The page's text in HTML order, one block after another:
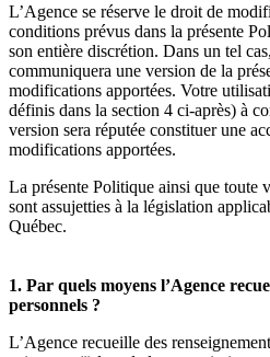
L’Agence se réserve le droit de
conditions prévus dans la présente
son entière discrétion. Dans un tel
communiquera une version de la
modifications apportées. Votre
définis dans la section 4 ci-après) à
version sera réputée constituer une
modifications apportées.
La présente Politique ainsi que toute
sont assujetties à la législation
Québec.
1. Par quels moyens l’Agence
personnels ?
L’Agence recueille des